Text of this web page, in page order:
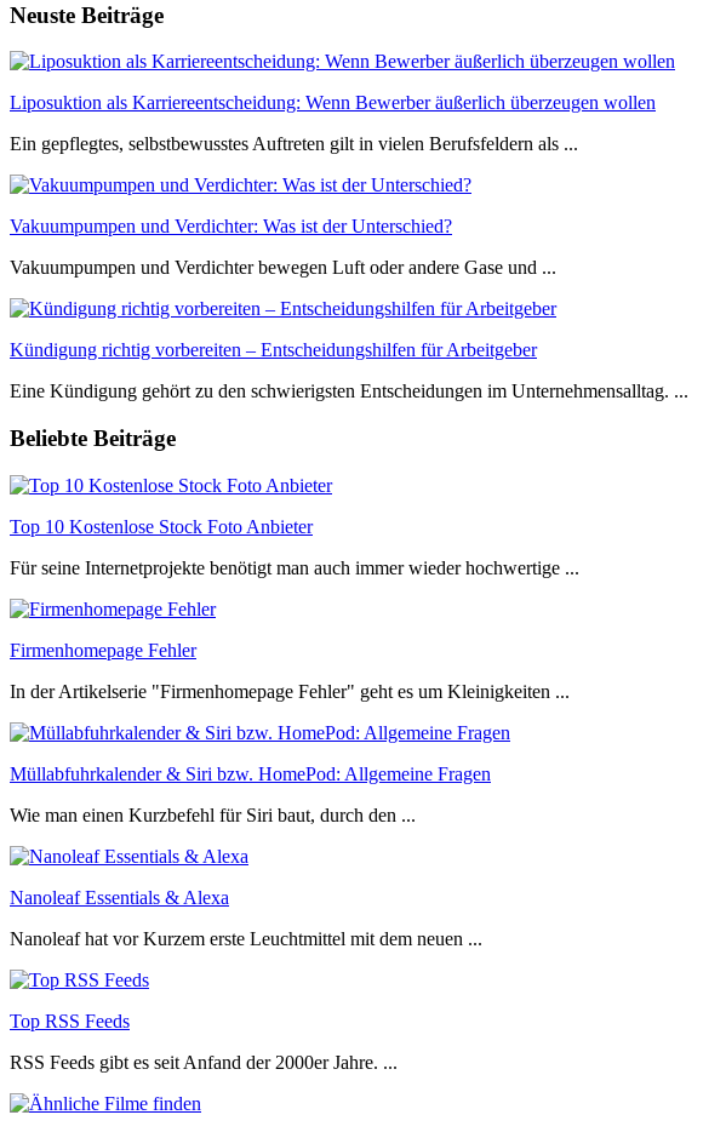
Neuste Beiträge
Liposuktion als Karriereentscheidung: Wenn Bewerber äußerlich überzeugen wollen
Ein gepflegtes, selbstbewusstes Auftreten gilt in vielen Berufsfeldern als ...
Vakuumpumpen und Verdichter: Was ist der Unterschied?
Vakuumpumpen und Verdichter bewegen Luft oder andere Gase und ...
Kündigung richtig vorbereiten – Entscheidungshilfen für Arbeitgeber
Eine Kündigung gehört zu den schwierigsten Entscheidungen im Unternehmensalltag. ...
Beliebte Beiträge
Top 10 Kostenlose Stock Foto Anbieter
Für seine Internetprojekte benötigt man auch immer wieder hochwertige ...
Firmenhomepage Fehler
In der Artikelserie "Firmenhomepage Fehler" geht es um Kleinigkeiten ...
Müllabfuhrkalender & Siri bzw. HomePod: Allgemeine Fragen
Wie man einen Kurzbefehl für Siri baut, durch den ...
Nanoleaf Essentials & Alexa
Nanoleaf hat vor Kurzem erste Leuchtmittel mit dem neuen ...
Top RSS Feeds
RSS Feeds gibt es seit Anfand der 2000er Jahre. ...